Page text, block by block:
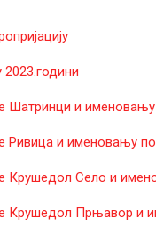
Шатринци и
Ривица и именовању
Крушедол Село и
Крушедол Прњавор и